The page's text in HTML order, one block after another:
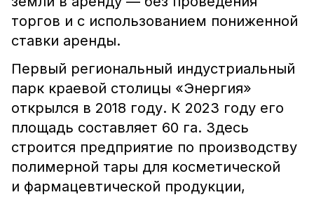
торгов и с использованием пониженной
ставки аренды.
Первый региональный индустриальный
парк краевой столицы «Энергия»
открылся в 2018 году. К 2023 году его
площадь составляет 60 га. Здесь
строится предприятие по производству
полимерной тары для косметической
и фармацевтической продукции,